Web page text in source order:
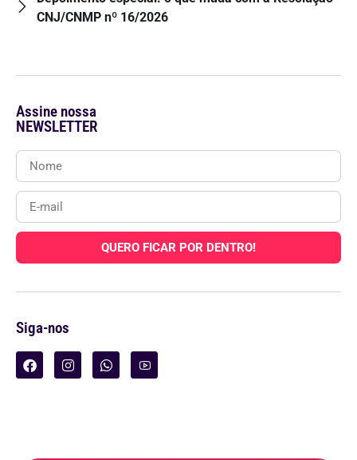
CNJ/CNMP nº 16/2026
Assine nossa
NEWSLETTER
QUERO FICAR POR DENTRO!
Siga-nos